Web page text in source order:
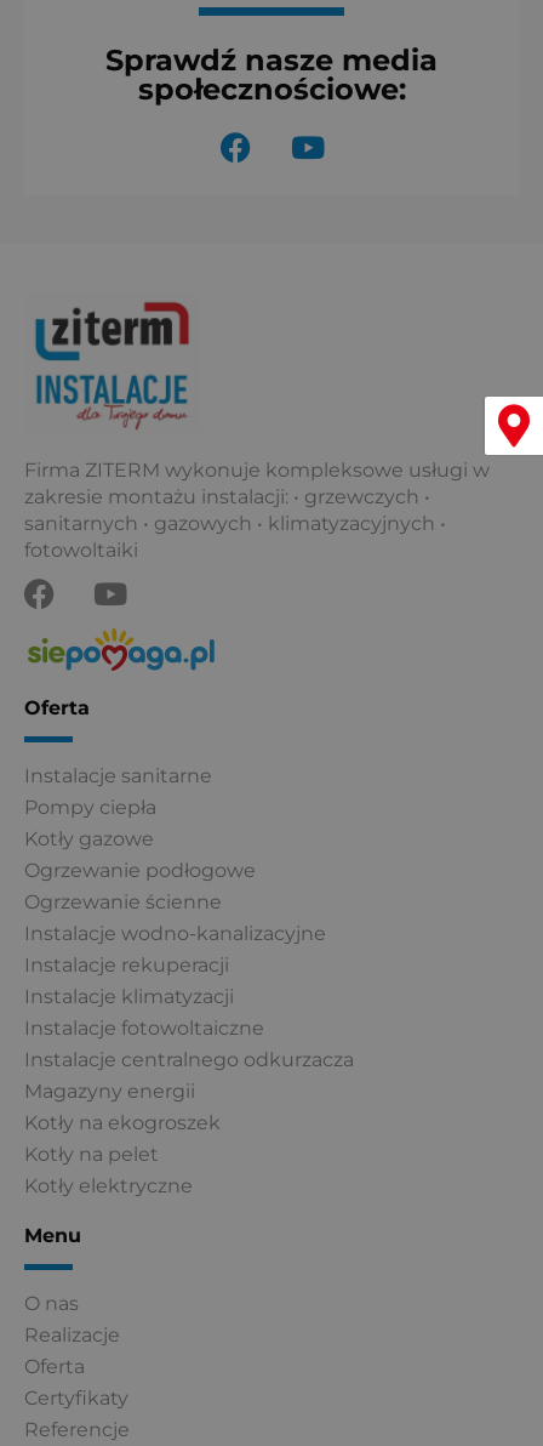
Sprawdź nasze media
społecznościowe:
F
a
Y
o
Firma ZITERM wykonuje kompleksowe usługi w
zakresie montażu instalacji: • grzewczych •
sanitarnych • gazowych • klimatyzacyjnych •
fotowoltaiki
F
a
c
e
b
o
k
Y
o
u
t
Oferta
Instalacje sanitarne
Pompy ciepła
Kotły gazowe
Ogrzewanie podłogowe
Ogrzewanie ścienne
Instalacje wodno-kanalizacyjne
Instalacje rekuperacji
Instalacje klimatyzacji
Instalacje fotowoltaiczne
Instalacje centralnego odkurzacza
Magazyny energii
Kotły na ekogroszek
Kotły na pelet
Kotły elektryczne
Menu
O nas
Realizacje
Oferta
Certyfikaty
Referencje
Menu